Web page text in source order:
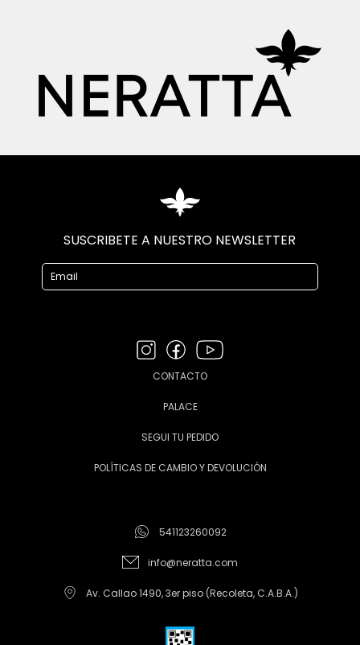
SUSCRIBETE A NUESTRO NEWSLETTER
CONTACTO
PALACE
SEGUI TU PEDIDO
POLÍTICAS DE CAMBIO Y DEVOLUCIÓN
541123260092
info@neratta.com
Av. Callao 1490, 3er piso (Recoleta, C.A.B.A.)